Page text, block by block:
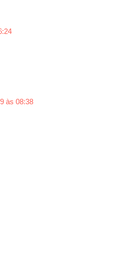
às 08:38